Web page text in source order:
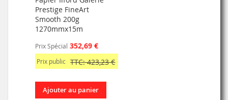
Prestige FineArt
Smooth 200g
1270mmx15m
Prix Spécial 352,69 €
Prix public TTC: 423,23 €
Ajouter au panier